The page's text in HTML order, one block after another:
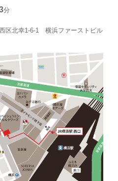
分
区北幸1‐6‐1 横浜ファーストビル